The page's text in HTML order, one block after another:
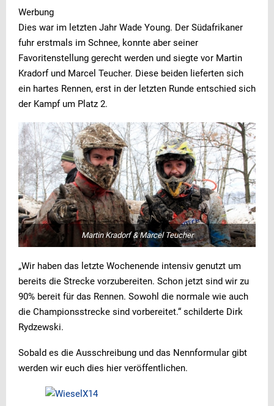
Werbung
Dies war im letzten Jahr Wade Young. Der Südafrikaner
fuhr erstmals im Schnee, konnte aber seiner
Favoritenstellung gerecht werden und siegte vor Martin
Kradorf und Marcel Teucher. Diese beiden lieferten sich
ein hartes Rennen, erst in der letzten Runde entschied sich
der Kampf um Platz 2.
Martin Kradorf & Marcel Teucher
„Wir haben das letzte Wochenende intensiv genutzt um
bereits die Strecke vorzubereiten. Schon jetzt sind wir zu
90% bereit für das Rennen. Sowohl die normale wie auch
die Championsstrecke sind vorbereitet.“ schilderte Dirk
Rydzewski.
Sobald es die Ausschreibung und das Nennformular gibt
werden wir euch dies hier veröffentlichen.